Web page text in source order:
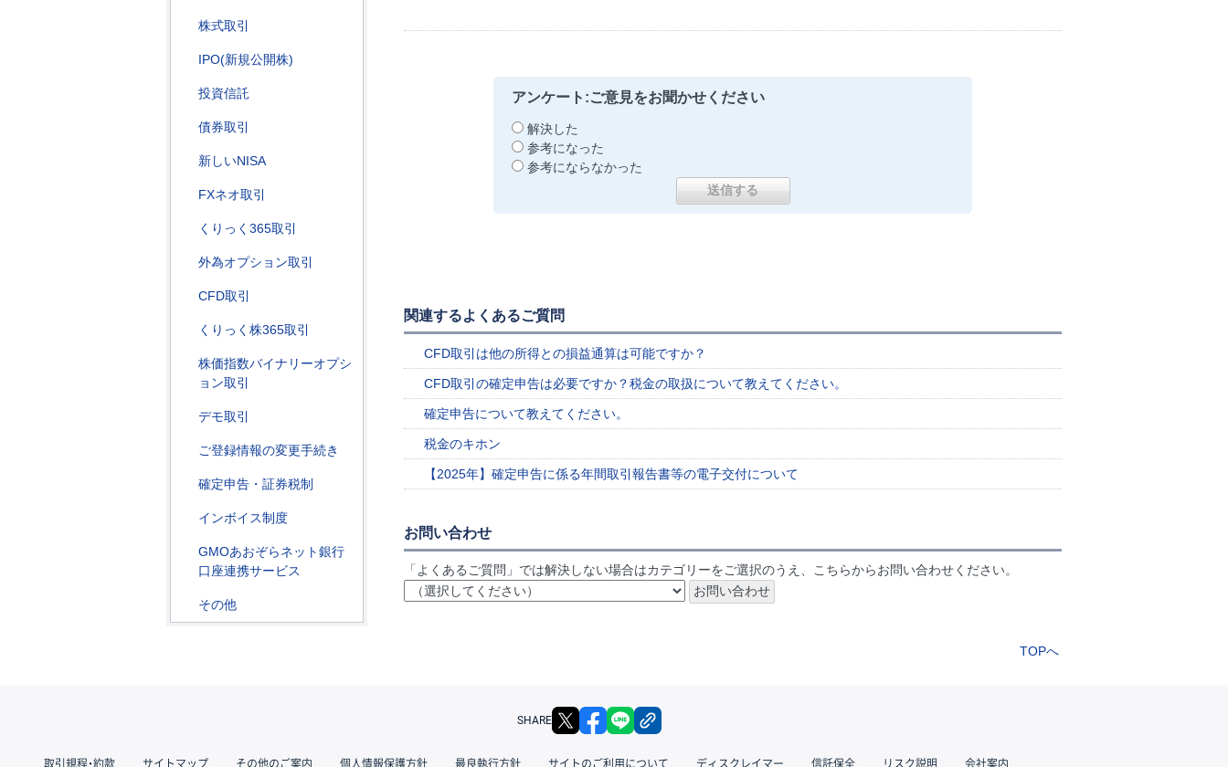
株式取引
IPO(新規公開株)
投資信託
債券取引
新しいNISA
FXネオ取引
くりっく365取引
外為オプション取引
CFD取引
くりっく株365取引
株価指数バイナリーオプシ
ョン取引
デモ取引
ご登録情報の変更手続き
確定申告・証券税制
インボイス制度
GMOあおぞらネット銀行
口座連携サービス
その他
アンケート:ご意見をお聞かせください
解決した
参考になった
参考にならなかった
関連するよくあるご質問
CFD取引は他の所得との損益通算は可能ですか？
CFD取引の確定申告は必要ですか？税金の取扱について教えてください。
確定申告について教えてください。
税金のキホン
【2025年】確定申告に係る年間取引報告書等の電子交付について
お問い合わせ
「よくあるご質問」では解決しない場合はカテゴリーをご選択のうえ、こちらからお問い合わせください。
TOPへ
SHARE X facebook
取引規程・約款 サイトマップ その他のご案内 個人情報保護方針 最良執行方針 サイトのご利用について ディスクレイマー 信託保全 リスク説明 会社案内